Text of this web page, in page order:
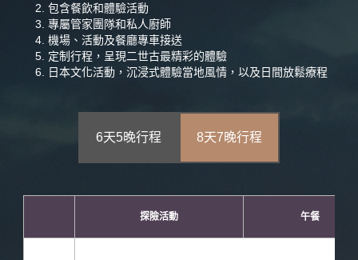
包含餐飲和體驗活動
專屬管家團隊和私人廚師
機場、活動及餐廳專車接送
定制行程，呈現二世古最精彩的體驗
日本文化活動，沉浸式體驗當地風情，以及日間放鬆療程
6天5晚行程 8天7晚行程
探險活動 午餐